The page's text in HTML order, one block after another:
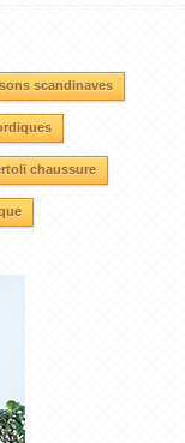
scandinaves
chaussure